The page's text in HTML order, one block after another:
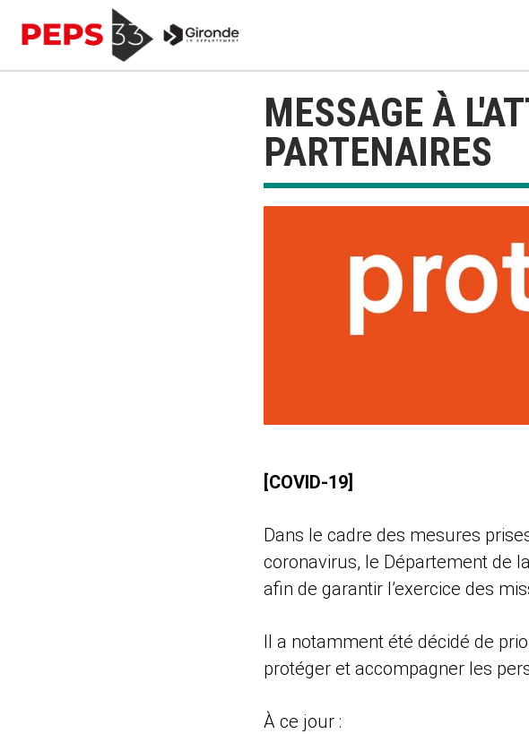
MESSAGE À
PARTENAIRES
[COVID-19]
Dans le cadre des mesures
coronavirus, le Département de
afin de garantir l’exercice des
Il a notamment été décidé de
protéger et accompagner les
À ce jour :